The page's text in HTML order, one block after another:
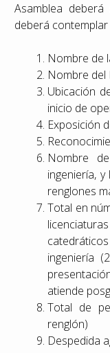
Asamblea
deberá
Nombre de
Nombre del
Ubicación
inicio de
Exposición
Nombre
ingeniería,
renglones
Total en
ingeniería
atiende
Total de
renglón)
Despedida